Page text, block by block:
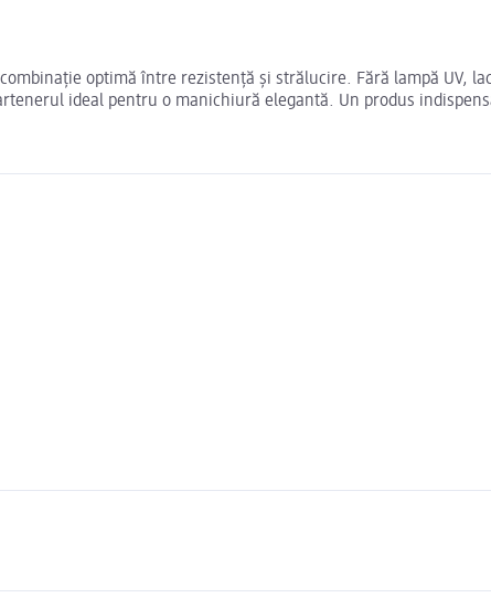
optimă între rezistență și strălucire. Fără lampă UV,
ideal pentru o manichiură elegantă. Un produs